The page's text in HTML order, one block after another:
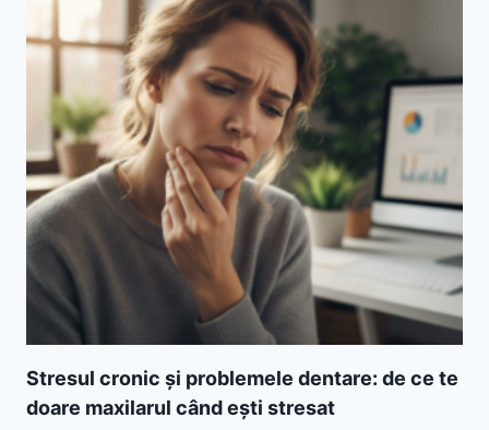
Stresul cronic și problemele dentare: de ce te
doare maxilarul când ești stresat